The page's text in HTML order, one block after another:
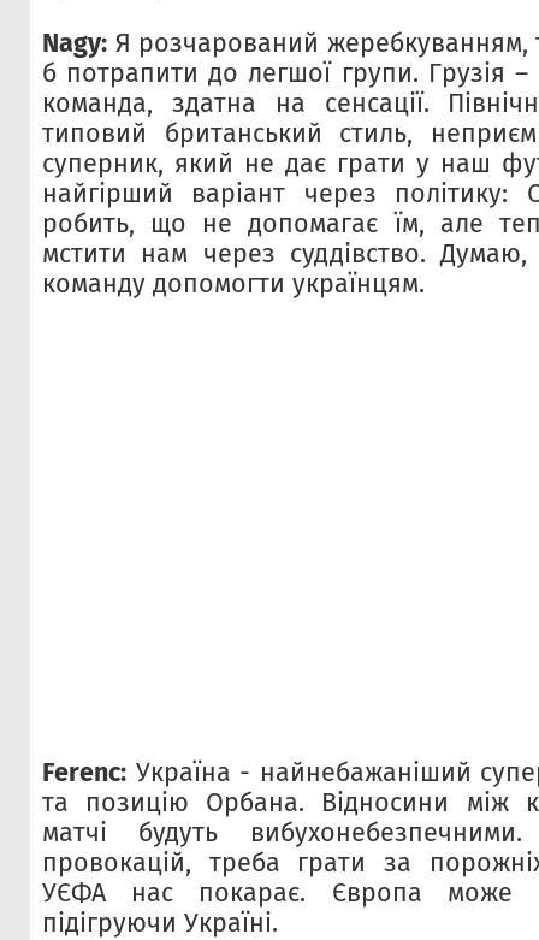
Nagy: Я розчарований
б потрапити до легшої групи. Грузія
команда, здатна на сенсації.
типовий британський стиль,
суперник, який не дає грати у наш
найгірший варіант через політику:
робить, що не допомагає їм, але
мстити нам через суддівство.
команду допомогти українцям.
Ferenc: Україна - найнебажаніший
та позицію Орбана. Відносини між
матчі будуть
провокацій, треба грати за
УЄФА нас покарає. Європа може
підігруючи Україні.